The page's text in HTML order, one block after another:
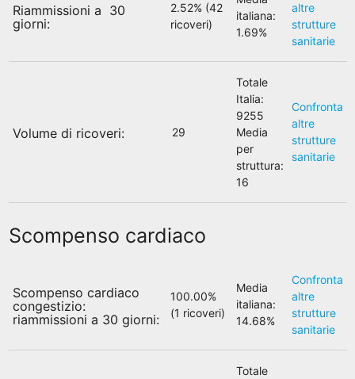
Riammissioni a 30
giorni:
2.52% (42
ricoveri)
italiana:
1.69%
altre
strutture
sanitarie
Volume di ricoveri: 29
Totale
Italia:
9255
Media
per
struttura:
16
Confronta
altre
strutture
sanitarie
Scompenso cardiaco
Scompenso cardiaco
congestizio:
riammissioni a 30 giorni:
100.00%
(1 ricoveri)
Media
italiana:
14.68%
Confronta
altre
strutture
sanitarie
Totale